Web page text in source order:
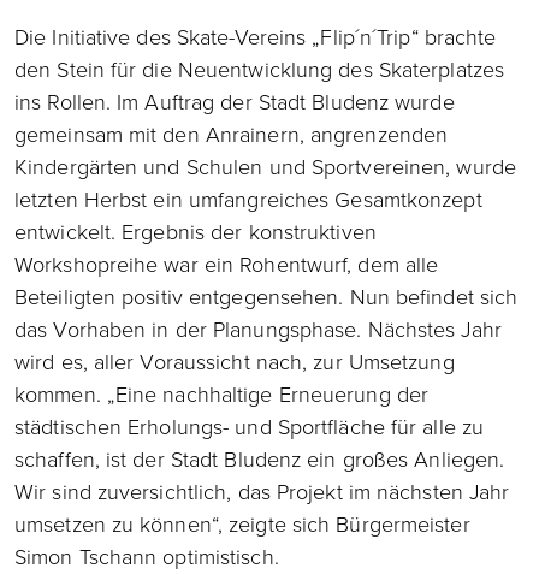
Die Initiative des Skate-Vereins „Flip´n´Trip“ brachte
den Stein für die Neuentwicklung des Skaterplatzes
ins Rollen. Im Auftrag der Stadt Bludenz wurde
gemeinsam mit den Anrainern, angrenzenden
Kindergärten und Schulen und Sportvereinen, wurde
letzten Herbst ein umfangreiches Gesamtkonzept
entwickelt. Ergebnis der konstruktiven
Workshopreihe war ein Rohentwurf, dem alle
Beteiligten positiv entgegensehen. Nun befindet sich
das Vorhaben in der Planungsphase. Nächstes Jahr
wird es, aller Voraussicht nach, zur Umsetzung
kommen. „Eine nachhaltige Erneuerung der
städtischen Erholungs- und Sportfläche für alle zu
schaffen, ist der Stadt Bludenz ein großes Anliegen.
Wir sind zuversichtlich, das Projekt im nächsten Jahr
umsetzen zu können“, zeigte sich Bürgermeister
Simon Tschann optimistisch.